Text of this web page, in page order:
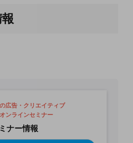
広告・クリエイティブ
ンラインセミナー
ナー情報